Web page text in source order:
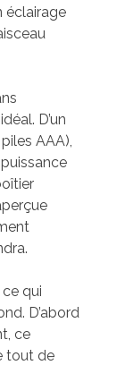
éclairage
D’un
AAA),
qui
D’abord
ce
tout de